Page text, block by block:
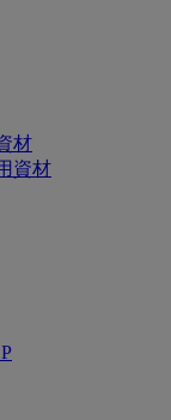
材
資材